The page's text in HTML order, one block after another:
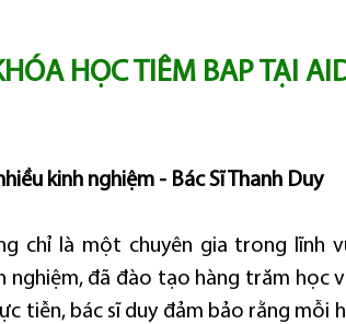
HỌC TIÊM BAP TẠI
kinh nghiệm - Bác Sĩ Thanh Duy
chỉ là một chuyên gia trong lĩnh
nghiệm, đã đào tạo hàng trăm học
tiễn, bác sĩ duy đảm bảo rằng mỗi